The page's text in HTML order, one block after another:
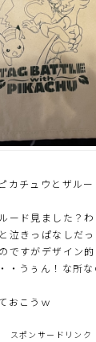
カチュウとザル
ード見ました？
泣きっぱなしだ
ですがデザイン
・うぅん！な所
おこうｗ
スポンサードリンク